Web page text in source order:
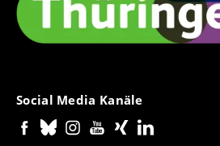
Social Media Kanäle